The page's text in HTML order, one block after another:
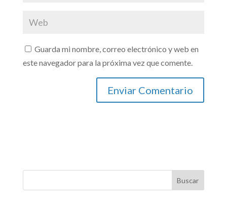
Guarda mi nombre, correo electrónico y web en
este navegador para la próxima vez que comente.